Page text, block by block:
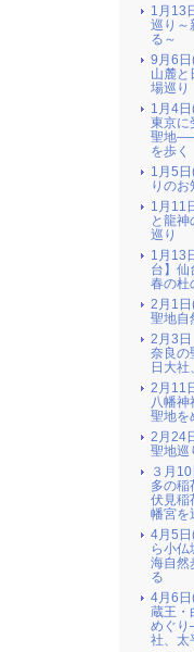
1月13
巡り～
る～
9月6
山麓と
場巡り
1月4
東京に
聖地
を歩く
1月5
りのお
1月11
と龍
巡り
1月13
台】仙
春の杜
2月1
聖地自
2月3
奈良の
日大社
2月11
八幡
聖地を
2月24
聖地巡
３月
多の
伏見稲
幡宮を
4月5
ら小仏
海自然
る
4月6
蔵王・
めぐり
社、太